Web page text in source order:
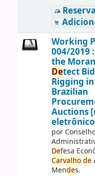
Working
004/2019
the
Detect Bid
Rigging in
Brazilian
Auctions
por
Defesa
Carvalho de
Mendes.